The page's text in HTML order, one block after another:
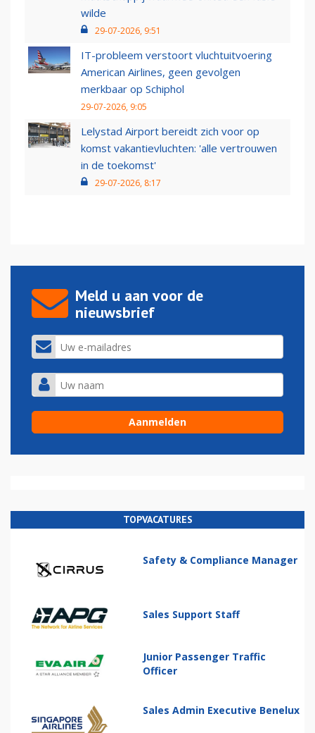
wilde
29-07-2026, 9:51
IT-probleem verstoort vluchtuitvoering
American Airlines, geen gevolgen
merkbaar op Schiphol
29-07-2026, 9:05
Lelystad Airport bereidt zich voor op
komst vakantievluchten: 'alle vertrouwen
in de toekomst'
29-07-2026, 8:17
Meld u aan voor de
nieuwsbrief
TOPVACATURES
Safety & Compliance Manager
Sales Support Staff
Junior Passenger Traffic
Officer
Sales Admin Executive Benelux